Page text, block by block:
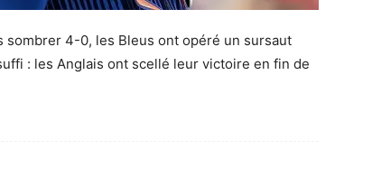
4-0, les Bleus ont opéré un sursaut
: les Anglais ont scellé leur victoire en fin de